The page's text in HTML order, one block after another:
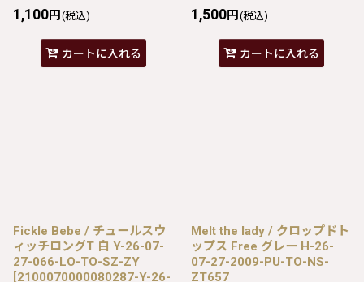
1,100円 (税込)
カートに入れる
1,500円 (税込)
カートに入れる
Fickle Bebe / チュールスウ
ィッチロングT 白 Y-26-07-
27-066-LO-TO-SZ-ZY
[2100070000080287-Y-26-
Melt the lady / クロップドト
ップス Free グレー H-26-
07-27-2009-PU-TO-NS-
ZT657